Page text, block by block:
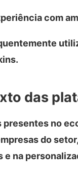
com
das
presentes no
do
na